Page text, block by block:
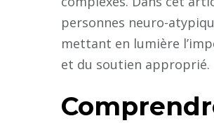
personnes neuro-
mettant en lumière
et du soutien approprié.